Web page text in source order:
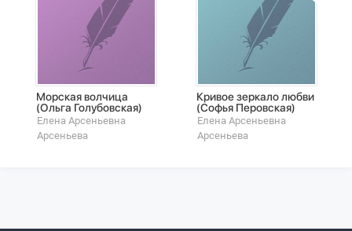
Морская волчица
(Ольга Голубовская)
Елена Арсеньевна
Арсеньева
Кривое зеркало любви
(Софья Перовская)
Елена Арсеньевна
Арсеньева